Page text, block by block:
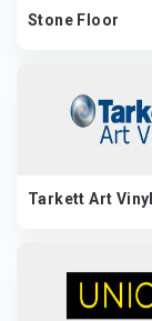
Stone Floor
Tarkett Art Vinyl